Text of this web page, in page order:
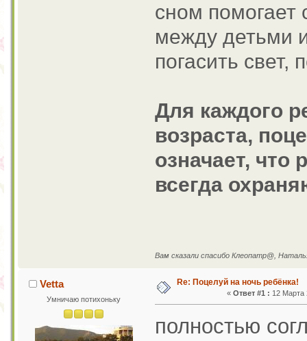
сном помогает
между детьми
погасить свет,
Для каждого
возраста,
означает, что
всегда
Вам сказали спасибо Клеопатр@,
Vetta
Умничаю потихоньку
Re: Поцелуй на ночь ребёнка!
« Ответ #1 : 12 Марта
полностью